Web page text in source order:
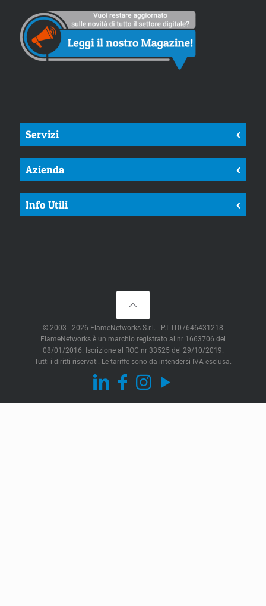
Servizi <
Azienda <
Info Utili <
© 2003 - 2026 FlameNetworks S.r.l. - P.I. IT07646431218
FlameNetworks è un marchio registrato al nr 1663706 del
08/01/2016. Iscrizione al ROC nr 33525 del 29/10/2019.
Tutti i diritti riservati. Le tariffe sono da intendersi IVA esclusa.